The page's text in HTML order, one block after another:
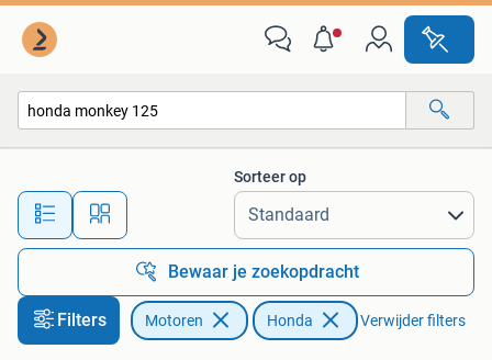
Alle afstanden…
Sorteer op
Bewaar je zoekopdracht
Filters Motoren Honda Verwijder filters